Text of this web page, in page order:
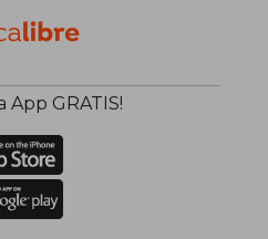
App GRATIS!